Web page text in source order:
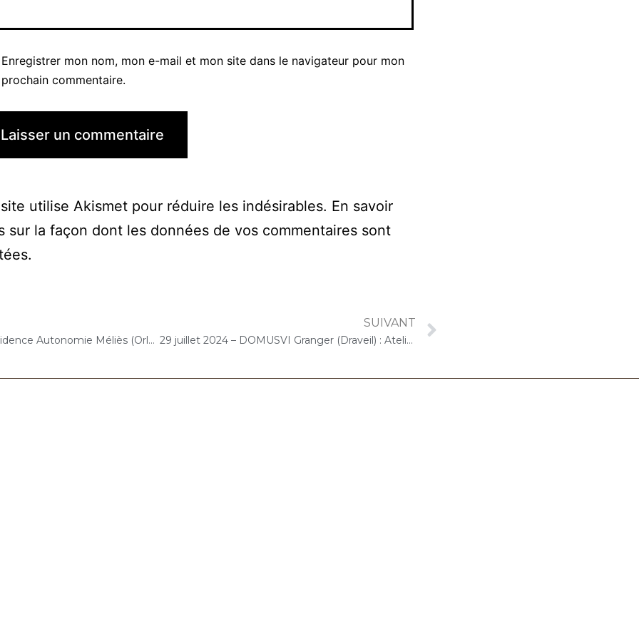
Enregistrer mon nom, mon e-mail et mon site dans le navigateur pour mon
prochain commentaire.
utilise Akismet pour réduire les indésirables. En savoir
sur la façon dont les données de vos commentaires sont
.
25 juillet 2024 – Résidence Autonomie Méliès (Orly) : Concert « Gelato-Cello Solo »
SUIVANT
29 juillet 2024 – DOMUSVI Granger (Draveil) : Atelier « Musique et bien-être, relaxation et détente au son du violoncelle »